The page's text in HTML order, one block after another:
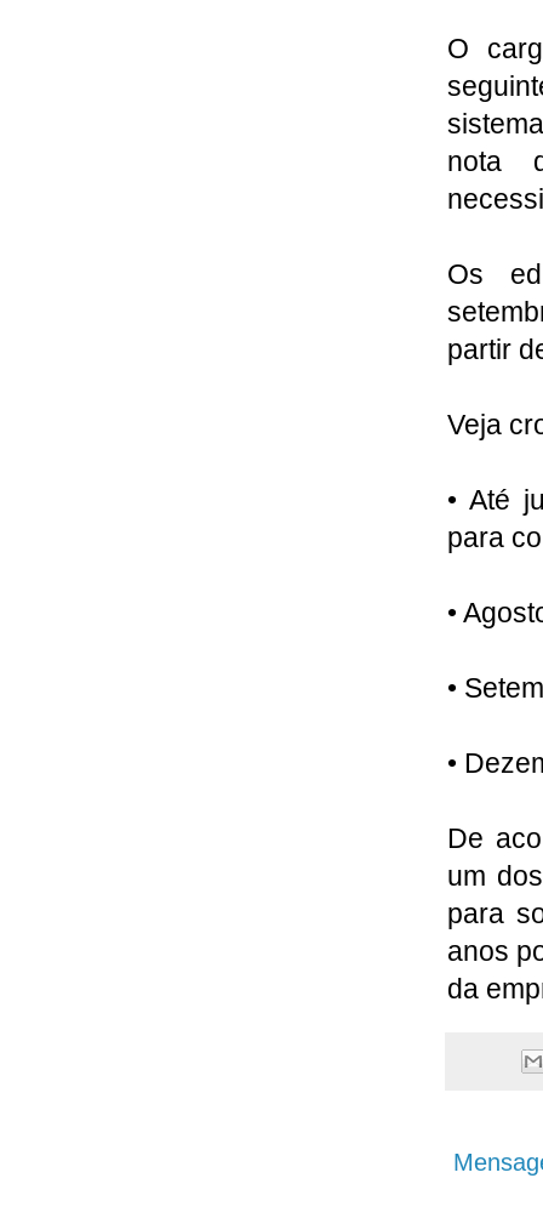
O
nota
Os
partir
Veja
• Até
para
•
•
•
De
um
para
anos
da